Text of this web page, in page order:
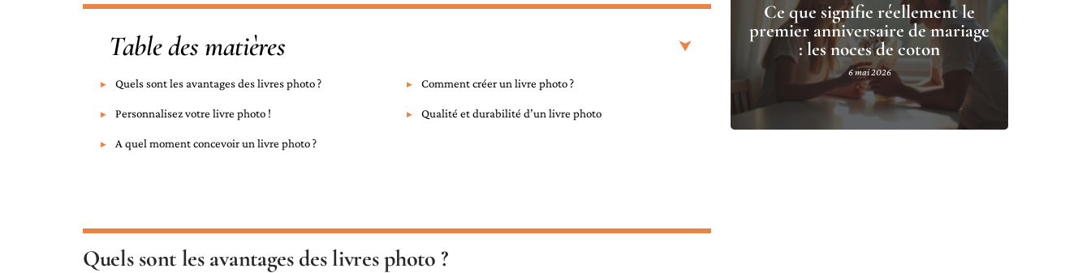
Table des matières
Quels sont les avantages des livres photo ? Comment créer un livre photo ?
Personnalisez votre livre photo ! Qualité et durabilité d’un livre photo
A quel moment concevoir un livre photo ?
Quels sont les avantages des livres photo ?
Ce que signifie réellement le
premier anniversaire de mariage
: les noces de coton
6 mai 2026